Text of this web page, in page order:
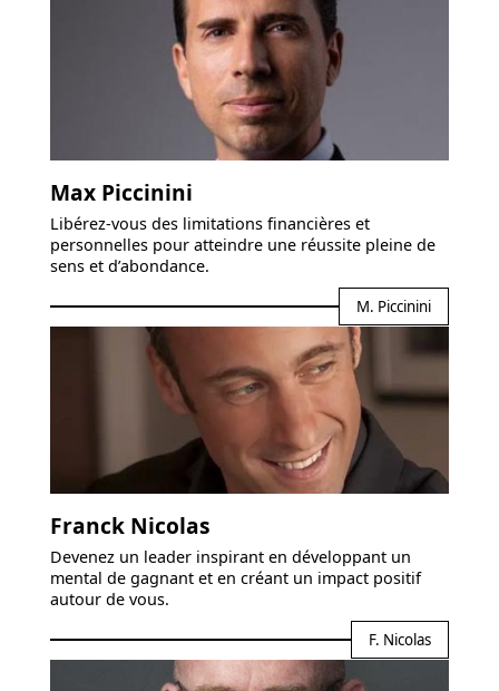
Max Piccinini
Libérez-vous des limitations financières et
personnelles pour atteindre une réussite pleine de
sens et d’abondance.
M. Piccinini
Franck Nicolas
Devenez un leader inspirant en développant un
mental de gagnant et en créant un impact positif
autour de vous.
F. Nicolas